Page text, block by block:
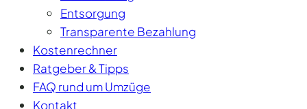
Entsorgung
Transparente Bezahlung
Kostenrechner
Ratgeber & Tipps
FAQ rund um Umzüge
Kontakt